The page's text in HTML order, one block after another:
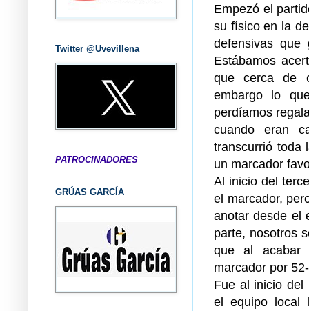
Empezó el
su físico en la
defensivas que
Estábamos
que cerca de
embargo lo
perdíamos
cuando eran
transcurrió toda
un marcador
Al inicio del
el marcador,
anotar desde el
parte, nosotros
que al acabar
marcador por
Fue al inicio del
el equipo local
Twitter @Uvevillena
PATROCINADORES
GRÚAS GARCÍA